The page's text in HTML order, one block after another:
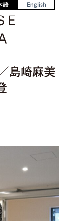
語 English
島崎麻美